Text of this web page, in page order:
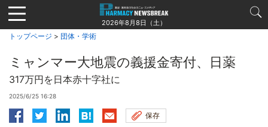
Jump
to
navigation
2026年8月8日（土）
トップページ > 団体・学術
ミャンマー大地震の義援金寄付、日薬
317万円を日本赤十字社に
2025/6/25 16:28
保存